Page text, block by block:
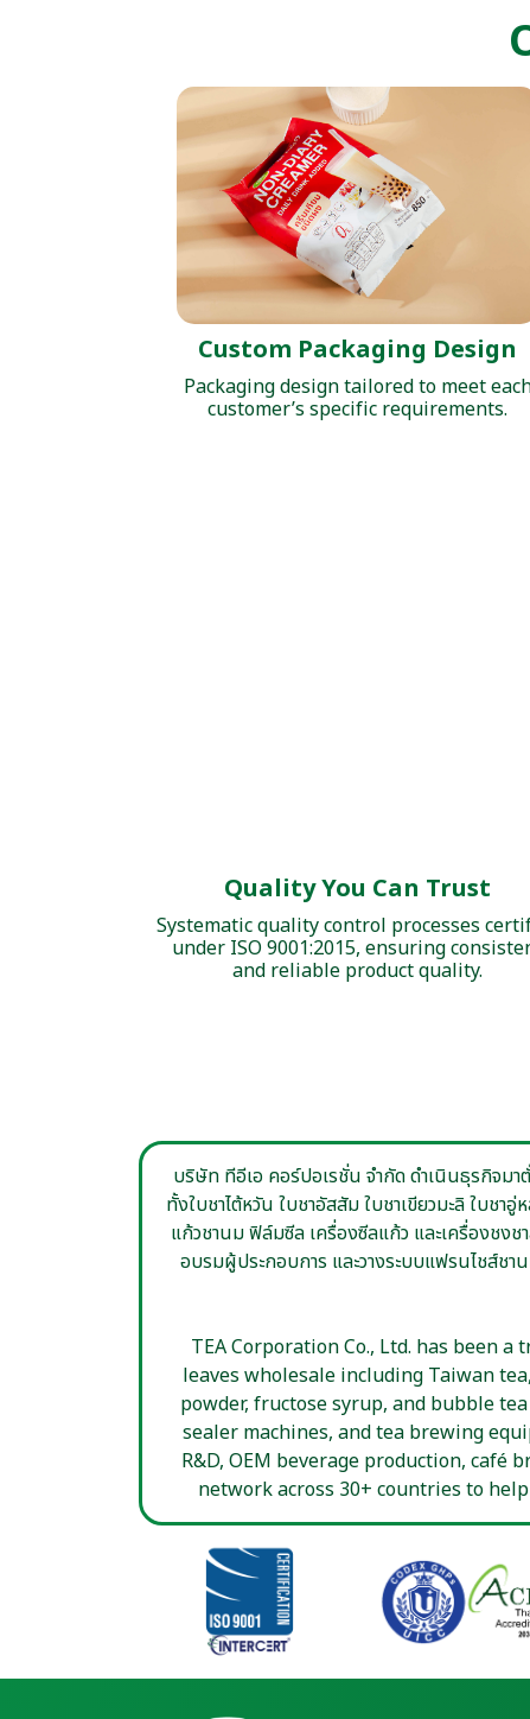
Custom Packaging Design
Packaging design tailored to meet
customer’s specific requirements.
Quality You Can Trust
Systematic quality control processes
under ISO 9001:2015, ensuring
and reliable product quality.
บริษัท ทีอีเอ คอร์ปอเรชั่น จำกัด ดำเนินธุรกิจม
ทั้งใบชาไต้หวัน ใบชาอัสสัม ใบชาเขียวมะลิ ใบ
แก้วชานม ฟิล์มซีล เครื่องซีลแก้ว และเครื่องชง
อบรมผู้ประกอบการ และวางระบบแฟรนไชส์ช
leaves wholesale including Taiwan
powder, fructose syrup, and bubble
sealer machines, and tea brewing
R&D, OEM beverage production, café
network across 30+ countries to